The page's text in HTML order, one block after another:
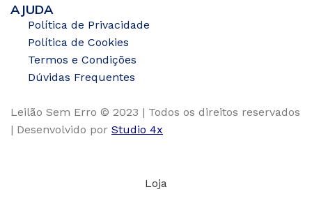
AJUDA
Política de Privacidade
Política de Cookies
Termos e Condições
Dúvidas Frequentes
Leilão Sem Erro © 2023 | Todos os direitos reservados
| Desenvolvido por Studio 4x
Loja